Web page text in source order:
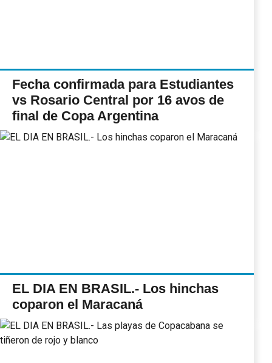
Fecha confirmada para Estudiantes
vs Rosario Central por 16 avos de
final de Copa Argentina
EL DIA EN BRASIL.- Los hinchas
coparon el Maracaná